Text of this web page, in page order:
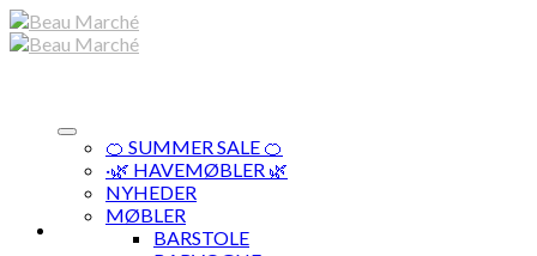
Skip
to
🍊 SUMMER SALE 🍊
·🌿 HAVEMØBLER 🌿
NYHEDER
MØBLER
BARSTOLE